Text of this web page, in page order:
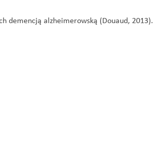
demencją alzheimerowską (Douaud, 2013).